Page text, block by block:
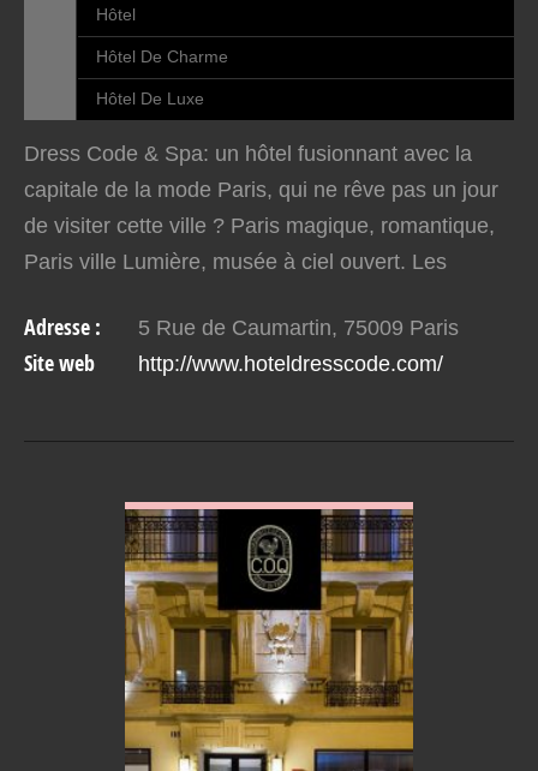
Hôtel
Hôtel De Charme
Hôtel De Luxe
Dress Code & Spa: un hôtel fusionnant avec la
capitale de la mode Paris, qui ne rêve pas un jour
de visiter cette ville ? Paris magique, romantique,
Paris ville Lumière, musée à ciel ouvert. Les
Adresse : 5 Rue de Caumartin, 75009 Paris
Site web http://www.hoteldresscode.com/